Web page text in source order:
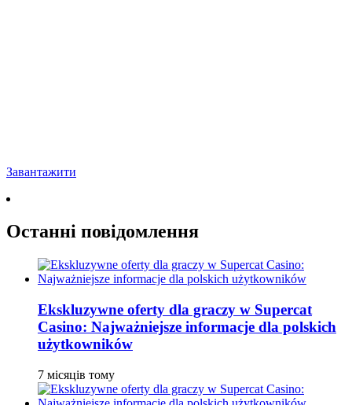
Завантажити
Останні повідомлення
Ekskluzywne oferty dla graczy w Supercat
Casino: Najważniejsze informacje dla polskich
użytkowników
7 місяців тому